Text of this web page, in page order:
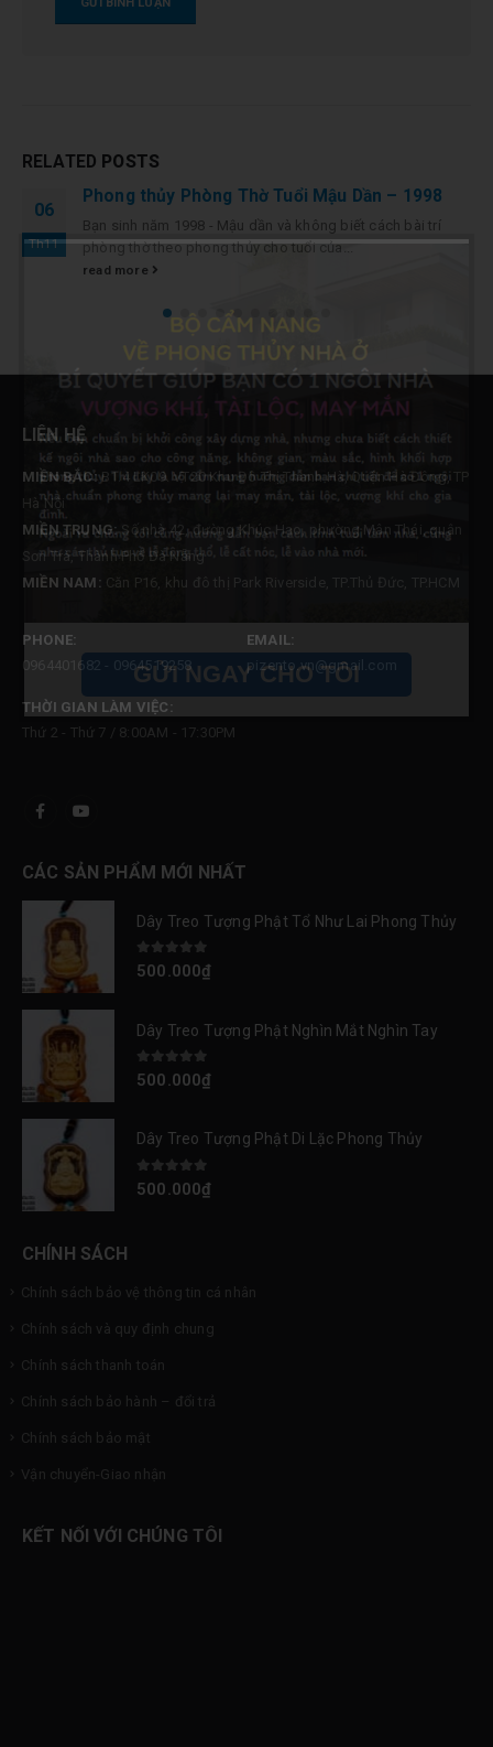
RELATED POSTS
10
Th10
Phong thủy Phòng Thờ Tuổi Quý Sửu – 1973
read more
LIÊN HỆ
MIỀN BẮC:B1.4 LK09. VT20 Khu Đô Thị Thanh Hà, Quận Hà Đông, TP
Hà Nội
MIỀN TRUNG:
Số nhà 42, đường Khúc Hạo, phường Mân Thái, quận
Sơn Trà, Thành Phố Đà Nẵng
MIỀN NAM:Căn P16, khu đô thị Park Riverside, TP.Thủ Đức, TP.HCM
0964401682 - 0964519258
pizento.vn@gmail.com
THỜI GIAN LÀM VIỆC:
Thứ 2 - Thứ 7 / 8:00AM - 17:30PM
0out of 5
500.000₫
0out of 5
500.000₫
0out of 5
500.000₫
Chính sách và quy định chung
Chính sách thanh toán
GỬI NGAY CHO TÔI